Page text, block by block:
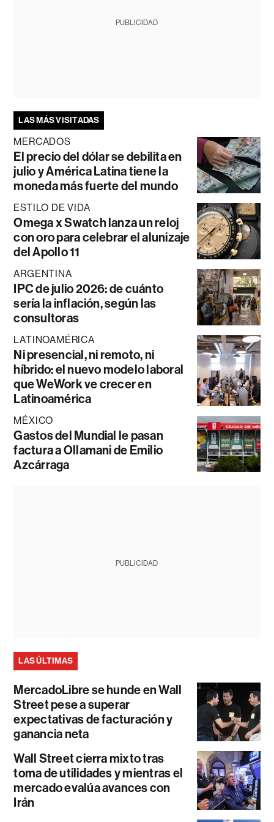
PUBLICIDAD
LAS MÁS VISITADAS
MERCADOS
El precio del dólar se debilita en
julio y América Latina tiene la
moneda más fuerte del mundo
ESTILO DE VIDA
Omega x Swatch lanza un reloj
con oro para celebrar el alunizaje
del Apollo 11
ARGENTINA
IPC de julio 2026: de cuánto
sería la inflación, según las
consultoras
LATINOAMÉRICA
Ni presencial, ni remoto, ni
híbrido: el nuevo modelo laboral
que WeWork ve crecer en
Latinoamérica
MÉXICO
Gastos del Mundial le pasan
factura a Ollamani de Emilio
Azcárraga
PUBLICIDAD
LAS ÚLTIMAS
MercadoLibre se hunde en Wall
Street pese a superar
expectativas de facturación y
ganancia neta
Wall Street cierra mixto tras
toma de utilidades y mientras el
mercado evalúa avances con
Irán